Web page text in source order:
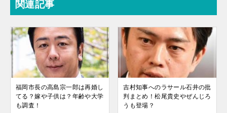
関連記事
福岡市長の高島宗一郎は再婚し
てる？嫁や子供は？年齢や大学
も調査！
吉村知事へのラサール石井の批
判まとめ！松尾貴史やぜんじろ
うも登場？